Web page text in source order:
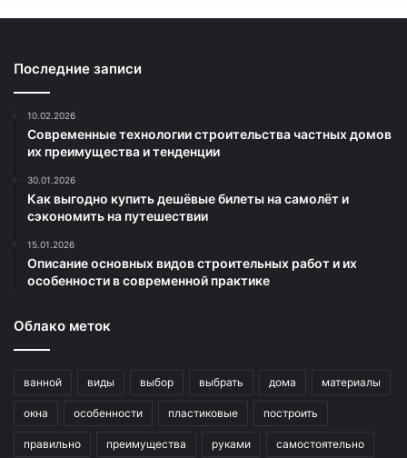
Последние записи
10.02.2026
Современные технологии строительства частных домов
их преимущества и тенденции
30.01.2026
Как выгодно купить дешёвые билеты на самолёт и
сэкономить на путешествии
15.01.2026
Описание основных видов строительных работ и их
особенности в современной практике
Облако меток
ванной виды выбор выбрать дома материалы
окна особенности пластиковые построить
правильно преимущества руками самостоятельно